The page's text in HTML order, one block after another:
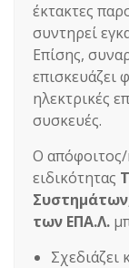
έκτακτες
συντηρεί
Επίσης,
επισκευάζει
ηλεκτρικές
συσκευές.
Ο
ειδικότητας
των ΕΠΑ.Λ.
Σχεδιάζει